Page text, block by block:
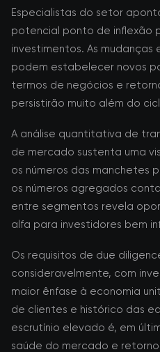
Especialistas do setor
potencial ponto de inflexão
investimentos. As
podem estabelecer novos
termos de negócios e
persistirão muito além do
A análise quantitativa de
de mercado sustenta uma
os números das manchetes
os números agregados
entre segmentos revela
alfa para investidores bem
Os requisitos de due
consideravelmente, com
maior ênfase à economia
de clientes e histórico das
escrutínio elevado é, em
saúde do mercado e